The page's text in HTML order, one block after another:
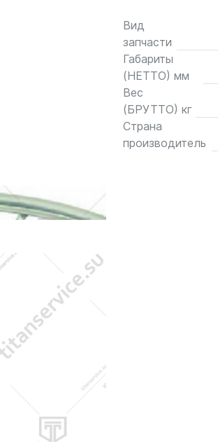
Вид
запчасти
Габариты
(НЕТТО) мм
Вес
(БРУТТО) кг
Страна
производитель